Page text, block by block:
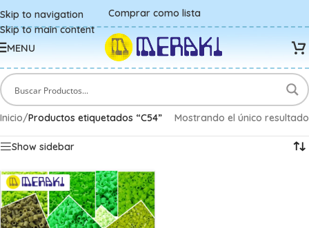
Skip to navigation
Skip to main content
Comprar como lista
MENU
Inicio/Productos etiquetados “C54” Mostrando el único resultado
Show sidebar